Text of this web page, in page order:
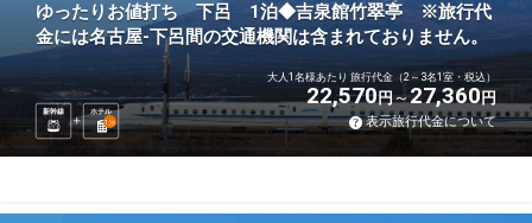
ゆったりお値打ち 下呂 1泊◆吉泉館竹翠亭 ※旅行代
金には名古屋-下呂間の交通機関は含まれておりません。
新幹線
ホテル
1 泊
大人1名様あたり 旅行代金（2～3名1室・税込）
22,570円 27,360円
表示旅行代金について